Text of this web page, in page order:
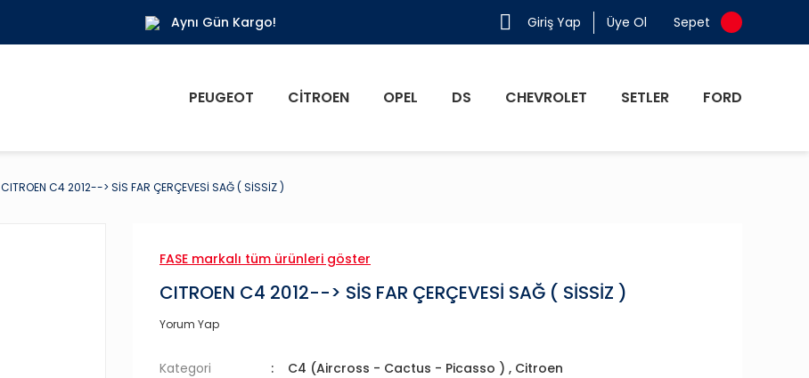
Aynı Gün Kargo! Giriş Yap Üye Ol Sepet
PEUGEOT CITROEN OPEL DS CHEVROLET SETLER FORD
CITROEN C4 2012--> SİS FAR ÇERÇEVESİ SAĞ ( SİSSİZ )
FASE markalı tüm ürünleri göster
CITROEN C4 2012--> SİS FAR ÇERÇEVESİ SAĞ ( SİSSİZ )
Yorum Yap
Kategori C4 (Aircross - Cactus - Picasso ) , Citroen